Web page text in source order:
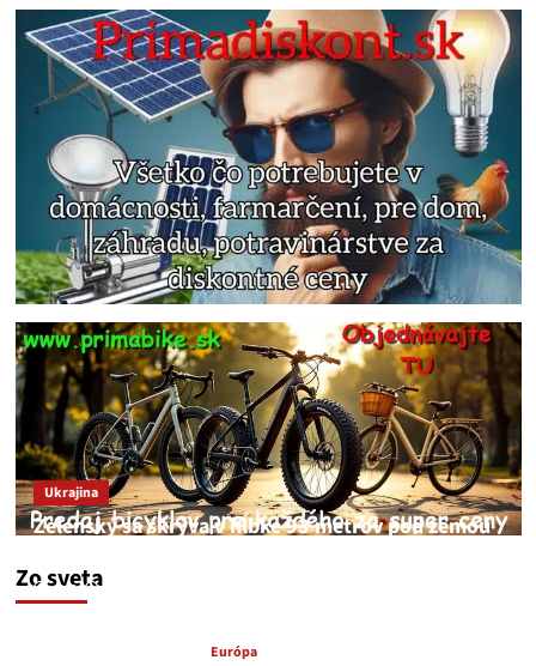
Zo sveta
Ukrajina
Zelenský sa skrýva v hĺbke 93 metrov pod zemou
JNS
Európa